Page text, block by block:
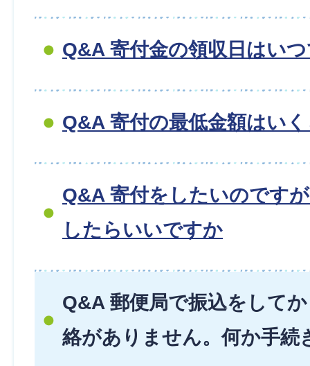
Q&A 寄付金の領収日はい
Q&A 寄付の最低金額はい
Q&A 寄付をしたいのです
したらいいですか
Q&A 郵便局で振込をして
絡がありません。何か手続